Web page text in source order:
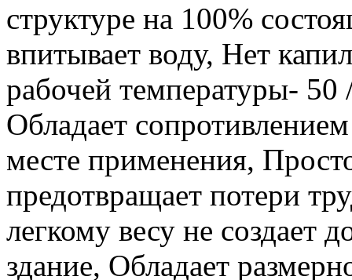
структуре на 100%
впитывает воду, Нет
рабочей температуры- 50
Обладает
месте применения,
предотвращает потери
легкому весу не создает
здание, Обладает